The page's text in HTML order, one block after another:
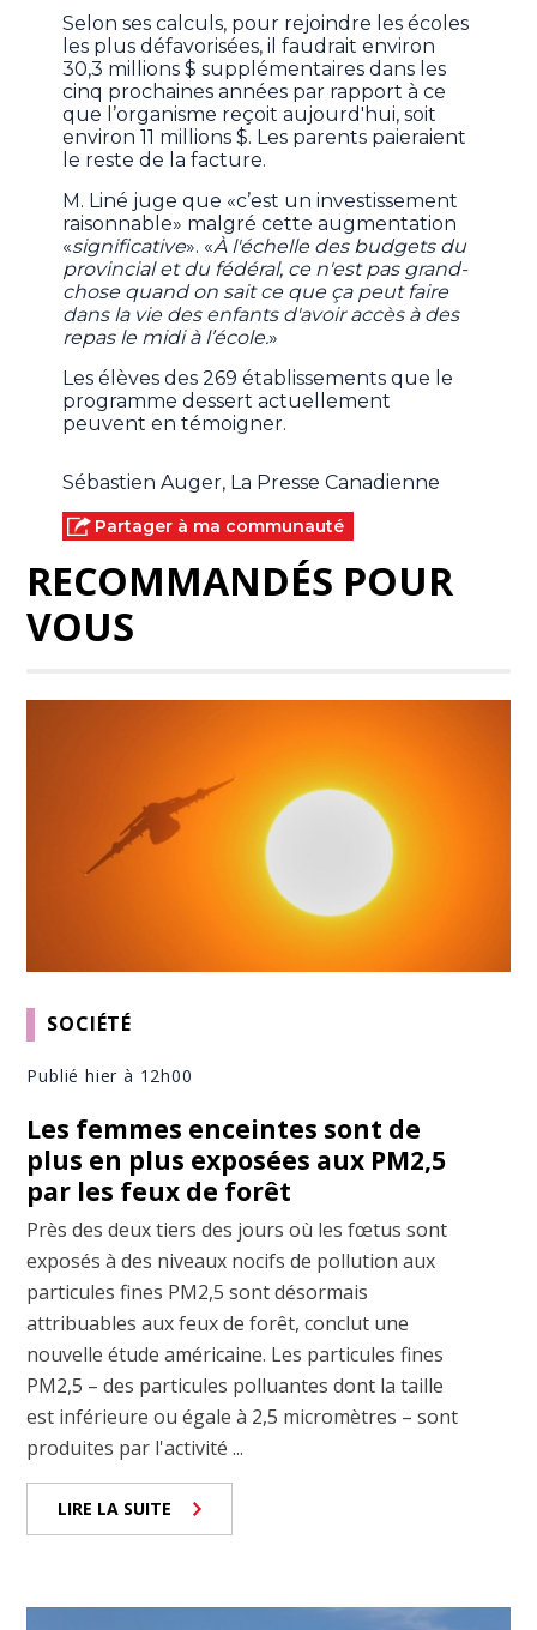
Selon ses calculs, pour rejoindre les écoles
les plus défavorisées, il faudrait environ
30,3 millions $ supplémentaires dans les
cinq prochaines années par rapport à ce
que l’organisme reçoit aujourd'hui, soit
environ 11 millions $. Les parents paieraient
le reste de la facture.
M. Liné juge que «c’est un investissement
raisonnable» malgré cette augmentation
«significative». «À l'échelle des budgets du
provincial et du fédéral, ce n'est pas grand-
chose quand on sait ce que ça peut faire
dans la vie des enfants d'avoir accès à des
repas le midi à l’école.»
Les élèves des 269 établissements que le
programme dessert actuellement
peuvent en témoigner.
Sébastien Auger, La Presse Canadienne
Partager à ma communauté
RECOMMANDÉS POUR
VOUS
SOCIÉTÉ
Publié hier à 12h00
Les femmes enceintes sont de
plus en plus exposées aux PM2,5
par les feux de forêt
Près des deux tiers des jours où les fœtus sont
exposés à des niveaux nocifs de pollution aux
particules fines PM2,5 sont désormais
attribuables aux feux de forêt, conclut une
nouvelle étude américaine. Les particules fines
PM2,5 – des particules polluantes dont la taille
est inférieure ou égale à 2,5 micromètres – sont
produites par l'activité ...
LIRE LA SUITE